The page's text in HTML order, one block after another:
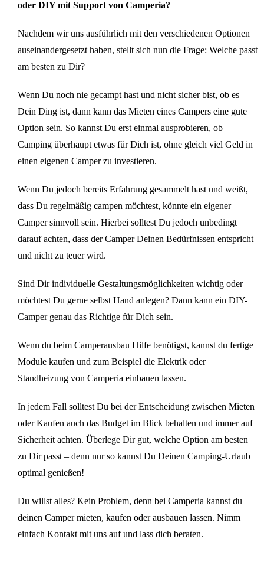
oder DIY mit Support von Camperia?
Nachdem wir uns ausführlich mit den verschiedenen Optionen
auseinandergesetzt haben, stellt sich nun die Frage: Welche passt
am besten zu Dir?
Wenn Du noch nie gecampt hast und nicht sicher bist, ob es
Dein Ding ist, dann kann das Mieten eines Campers eine gute
Option sein. So kannst Du erst einmal ausprobieren, ob
Camping überhaupt etwas für Dich ist, ohne gleich viel Geld in
einen eigenen Camper zu investieren.
Wenn Du jedoch bereits Erfahrung gesammelt hast und weißt,
dass Du regelmäßig campen möchtest, könnte ein eigener
Camper sinnvoll sein. Hierbei solltest Du jedoch unbedingt
darauf achten, dass der Camper Deinen Bedürfnissen entspricht
und nicht zu teuer wird.
Sind Dir individuelle Gestaltungsmöglichkeiten wichtig oder
möchtest Du gerne selbst Hand anlegen? Dann kann ein DIY-
Camper genau das Richtige für Dich sein.
Wenn du beim Camperausbau Hilfe benötigst, kannst du fertige
Module kaufen und zum Beispiel die Elektrik oder
Standheizung von Camperia einbauen lassen.
In jedem Fall solltest Du bei der Entscheidung zwischen Mieten
oder Kaufen auch das Budget im Blick behalten und immer auf
Sicherheit achten. Überlege Dir gut, welche Option am besten
zu Dir passt – denn nur so kannst Du Deinen Camping-Urlaub
optimal genießen!
Du willst alles? Kein Problem, denn bei Camperia kannst du
deinen Camper mieten, kaufen oder ausbauen lassen. Nimm
einfach Kontakt mit uns auf und lass dich beraten.